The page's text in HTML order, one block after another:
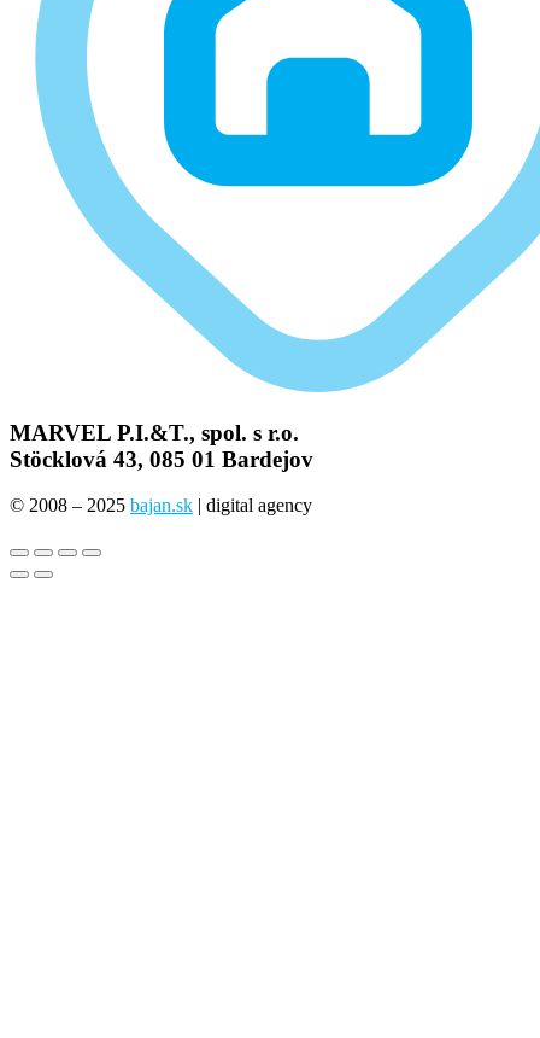
MARVEL P.I.&T., spol. s r.o.
Stöcklová 43, 085 01 Bardejov
© 2008 – 2025 bajan.sk | digital agency